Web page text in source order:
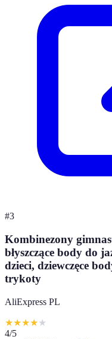
#3
Kombinezony
błyszczące body do
dzieci, dziewczęce
trykoty
AliExpress PL
★★★★★
4/5